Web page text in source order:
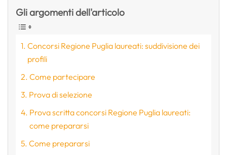
Gli argomenti dell'articolo
Concorsi Regione Puglia laureati: suddivisione dei
profili
Come partecipare
Prova di selezione
Prova scritta concorsi Regione Puglia laureati:
come prepararsi
Come prepararsi